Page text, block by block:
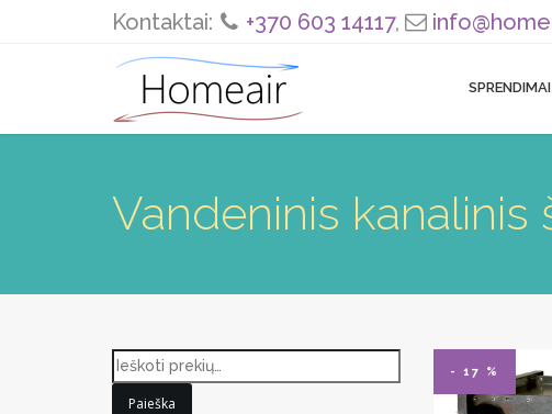
Kontaktai: +370 603 14117,
SPRENDIMAI
Vandeninis kanalinis
- 17 %
Paieška